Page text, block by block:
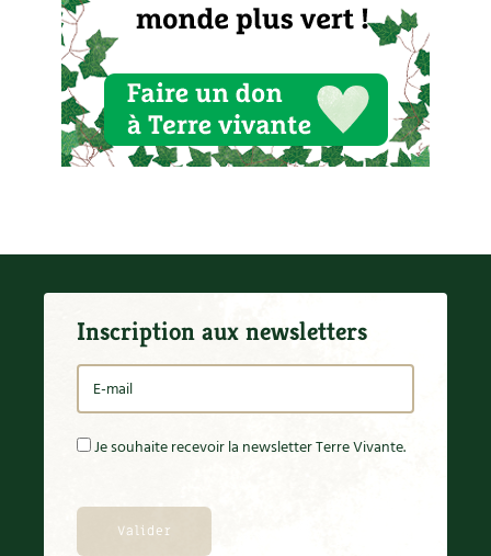
Inscription aux newsletters
Je souhaite recevoir la newsletter Terre Vivante.